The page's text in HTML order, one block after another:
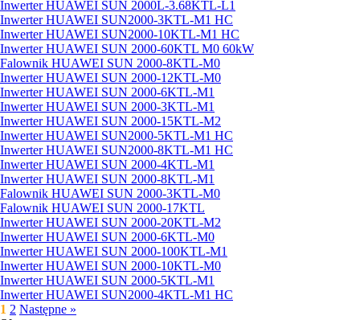
Inwerter HUAWEI SUN 2000L-3.68KTL-L1
Inwerter HUAWEI SUN2000-3KTL-M1 HC
Inwerter HUAWEI SUN2000-10KTL-M1 HC
Inwerter HUAWEI SUN 2000-60KTL M0 60kW
Falownik HUAWEI SUN 2000-8KTL-M0
Inwerter HUAWEI SUN 2000-12KTL-M0
Inwerter HUAWEI SUN 2000-6KTL-M1
Inwerter HUAWEI SUN 2000-3KTL-M1
Inwerter HUAWEI SUN 2000-15KTL-M2
Inwerter HUAWEI SUN2000-5KTL-M1 HC
Inwerter HUAWEI SUN2000-8KTL-M1 HC
Inwerter HUAWEI SUN 2000-4KTL-M1
Inwerter HUAWEI SUN 2000-8KTL-M1
Falownik HUAWEI SUN 2000-3KTL-M0
Falownik HUAWEI SUN 2000-17KTL
Inwerter HUAWEI SUN 2000-20KTL-M2
Inwerter HUAWEI SUN 2000-6KTL-M0
Inwerter HUAWEI SUN 2000-100KTL-M1
Inwerter HUAWEI SUN 2000-10KTL-M0
Inwerter HUAWEI SUN 2000-5KTL-M1
Inwerter HUAWEI SUN2000-4KTL-M1 HC
1 2 Następne »